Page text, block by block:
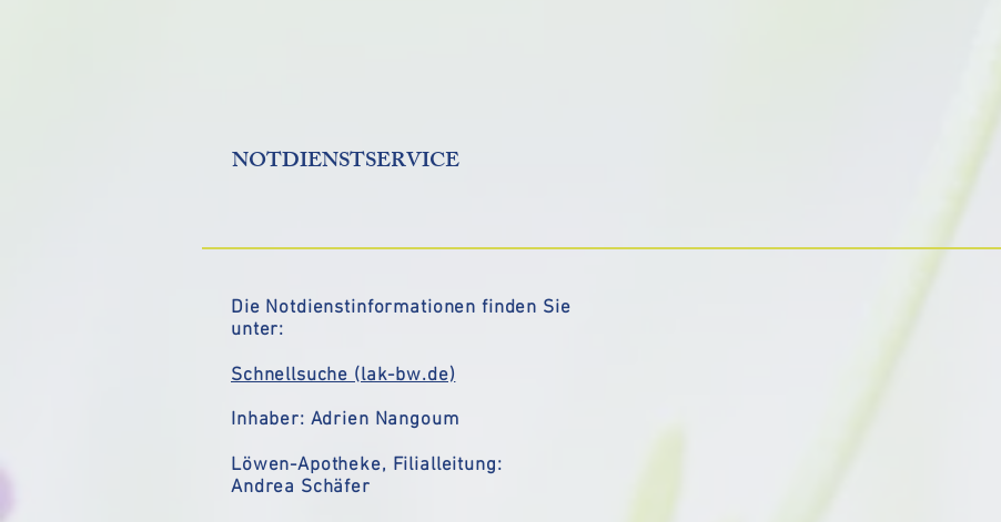
NOTDIENSTSERVICE
Die Notdienstinformationen finden Sie
unter:
Schnellsuche (lak-bw.de)
Inhaber: Adrien Nangoum
Löwen-Apotheke, Filialleitung:
Andrea Schäfer